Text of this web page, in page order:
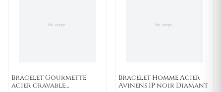
Bracelet Gourmette
acier gravable
Bracelet Homme Acier
Avinens IP noir Diamant